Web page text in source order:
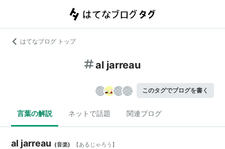
はてなブログ トップ
al jarreau
このタグでブログを書く
言葉の解説 ネットで話題 関連ブログ
al jarreau (音楽) 【あるじゃろう 】